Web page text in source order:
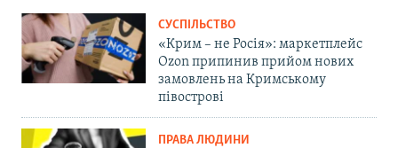
СУСПІЛЬСТВО
«Крим – не Росія»: маркетплейс
Ozon припинив прийом нових
замовлень на Кримському
півострові
ПРАВА ЛЮДИНИ